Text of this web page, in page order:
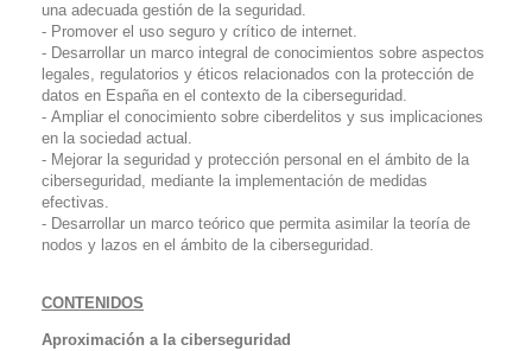
una adecuada gestión de la seguridad.
- Promover el uso seguro y crítico de internet.
- Desarrollar un marco integral de conocimientos sobre aspectos
legales, regulatorios y éticos relacionados con la protección de
datos en España en el contexto de la ciberseguridad.
- Ampliar el conocimiento sobre ciberdelitos y sus implicaciones
en la sociedad actual.
- Mejorar la seguridad y protección personal en el ámbito de la
ciberseguridad, mediante la implementación de medidas
efectivas.
- Desarrollar un marco teórico que permita asimilar la teoría de
nodos y lazos en el ámbito de la ciberseguridad.
CONTENIDOS
Aproximación a la ciberseguridad